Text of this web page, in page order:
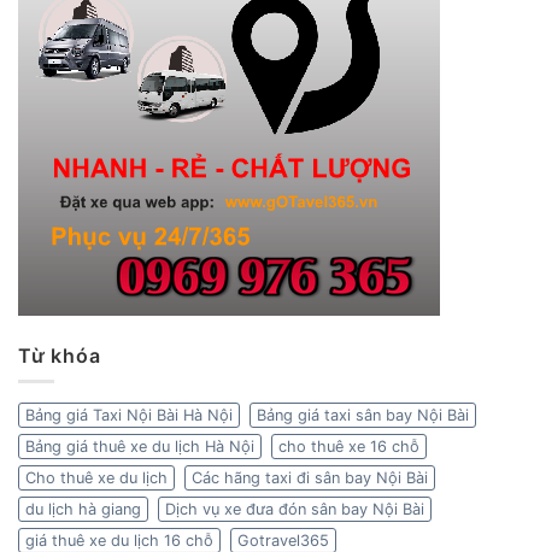
Từ khóa
Bảng giá Taxi Nội Bài Hà Nội
Bảng giá taxi sân bay Nội Bài
Bảng giá thuê xe du lịch Hà Nội
cho thuê xe 16 chỗ
Cho thuê xe du lịch
Các hãng taxi đi sân bay Nội Bài
du lịch hà giang
Dịch vụ xe đưa đón sân bay Nội Bài
giá thuê xe du lịch 16 chỗ
Gotravel365